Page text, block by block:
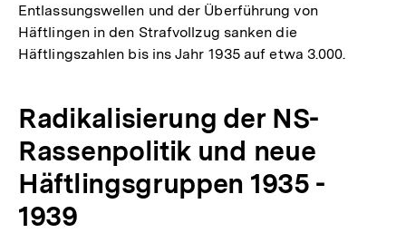
Entlassungswellen und der Überführung von
Häftlingen in den Strafvollzug sanken die
Häftlingszahlen bis ins Jahr 1935 auf etwa 3.000.
Radikalisierung der NS-
Rassenpolitik und neue
Häftlingsgruppen 1935 -
1939